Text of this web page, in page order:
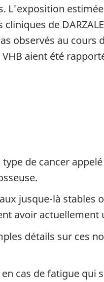
estimée
de
observés au cours
aient été
type de cancer
jusque-là stables
avoir actuellement
détails sur ces
cas de fatigue qui